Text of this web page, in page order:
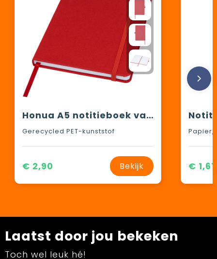
Honua A5 notitieboek van gerecycled papier met gerecyclede PET cover
Gerecycled PET-kunststof
€ 2,90 Bekijk
Papier,
€ 1,61
Laatst door jou bekeken
Toch wel leuk hé!